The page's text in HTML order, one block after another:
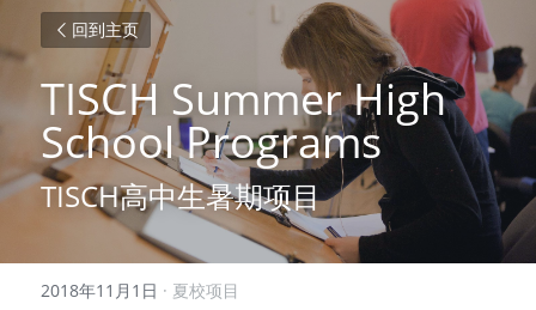
回到主页
TISCH Summer High
School Programs
TISCH高中生暑期项目
2018年11月1日 · 夏校项目